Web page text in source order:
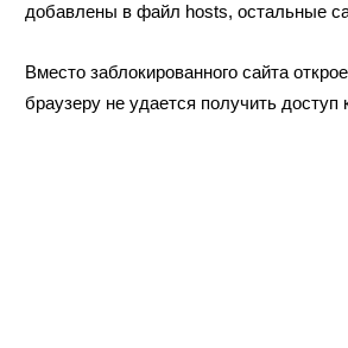
добавлены в файл hosts, остальные
Вместо заблокированного сайта
браузеру не удается получить доступ